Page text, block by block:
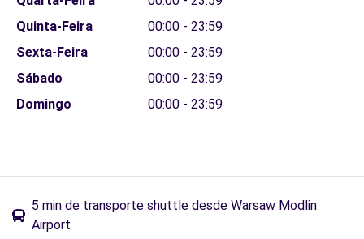
Quinta-Feira
00:00 - 23:59
Sexta-Feira
00:00 - 23:59
Sábado
00:00 - 23:59
Domingo
00:00 - 23:59
5 min de transporte shuttle desde Warsaw Modlin
Airport